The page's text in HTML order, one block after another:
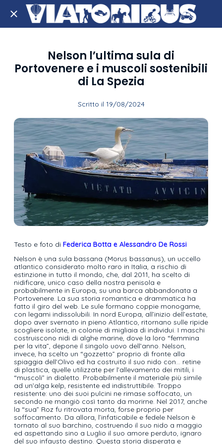
Nelson l’ultima sula di
Portovenere e i muscoli sostenibili
di La Spezia
Scritto il 19/08/2024
Testo e foto di Federica Botta e Alessandro De Rossi
Nelson è una sula bassana (Morus bassanus), un uccello
atlantico considerato molto raro in Italia, a rischio di
estinzione in tutto il mondo, che, dal 2011, ha scelto di
nidificare, unico caso della nostra penisola e
probabilmente in Europa, su una barca abbandonata a
Portovenere. La sua storia romantica e drammatica ha
fatto il giro del web. Le sule formano coppie monogame,
con legami indissolubili. In nord Europa, all’inizio dell’estate,
dopo aver svernato in pieno Atlantico, ritornano sulle ripide
scogliere isolate, in colonie di migliaia di individui. I maschi
costruiscono nidi di alghe marine, dove la loro “femmina
per la vita”, depone il singolo uovo dell’anno. Nelson,
invece, ha scelto un “gozzetto” proprio di fronte alla
spiaggia dell’Olivo ed ha costruito il suo nido con… retine
di plastica, quelle utilizzate per l’allevamento dei mitili, i
“muscoli” in dialetto. Probabilmente il materiale più simile
ad un’alga kelp, resistente ed indistruttibile. Troppo
resistente: uno dei suoi pulcini ne rimase soffocato, un
secondo ne mangiò così tanto da morirne. Nel 2017, anche
la “sua” Roz fu ritrovata morta, forse proprio per
soffocamento. Da allora, l’infaticabile e fedele Nelson è
tornato al suo barchino, costruendo il suo nido a maggio
ed aspettando sino a Luglio il suo amore perduto, ignaro
del suo infausto destino. Questa storia disperata e